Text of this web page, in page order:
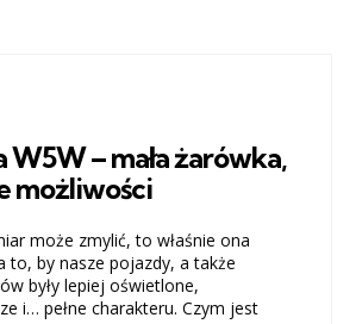
– mała żarówka,
możliwości
może zmylić, to właśnie ona
to, by nasze pojazdy, a także
były lepiej oświetlone,
i… pełne charakteru. Czym jest